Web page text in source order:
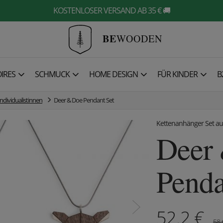
KOSTENLOSER VERSAND AB 35 € 🚚
BEWOODEN
SCHMUCK HOME DESIGN FÜR KINDER
Deer & Doe Pendant Set
Kettenanhänger Set
52.2 €